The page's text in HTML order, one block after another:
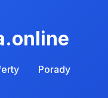
Porady